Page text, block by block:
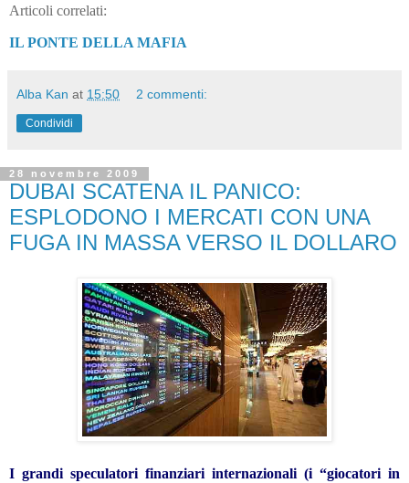
Articoli correlati:
IL PONTE DELLA MAFIA
Alba Kan at 15:50 2 commenti:
Condividi
28 novembre 2009
DUBAI SCATENA IL PANICO:
ESPLODONO I MERCATI CON UNA
FUGA IN MASSA VERSO IL DOLLARO
I grandi speculatori finanziari internazionali (i “giocatori in